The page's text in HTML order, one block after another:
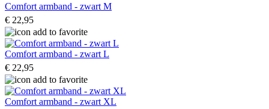
Comfort armband - zwart M
€ 22,95
Comfort armband - zwart L
€ 22,95
Comfort armband - zwart XL